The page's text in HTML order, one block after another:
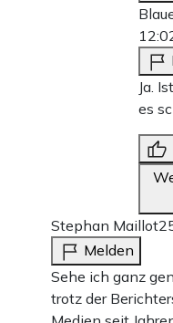
Ja.
es
Stephan Maillot
Melden
Sehe ich ganz
trotz der